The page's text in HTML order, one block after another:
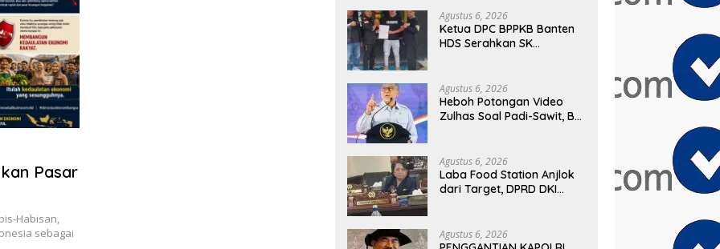
Pasar
Habisan,
sebagai
Agustus 6, 2026
Ketua DPC BPPKB Banten
HDS Serahkan SK
2026–2031
Agustus 6, 2026
Heboh Potongan Video
Zulhas Soal Padi-Sawit, BM
Disembunyikan
Agustus 6, 2026
Laba Food Station Anjlok
dari Target, DPRD DKI
Agustus 6, 2026